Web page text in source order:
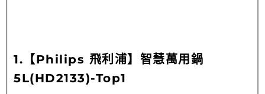
1.【Philips 飛利浦】智慧萬用鍋
5L(HD2133)-Top1